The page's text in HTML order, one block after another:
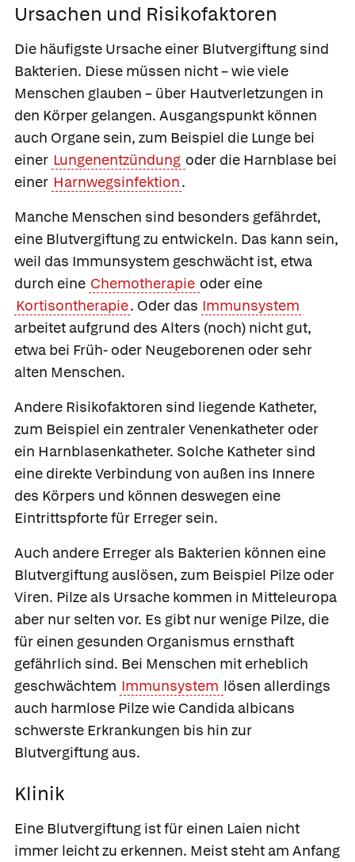
Ursachen und Risikofaktoren
Die häufigste Ursache einer Blutvergiftung sind
Bakterien. Diese müssen nicht – wie viele
Menschen glauben – über Hautverletzungen in
den Körper gelangen. Ausgangspunkt können
auch Organe sein, zum Beispiel die Lunge bei
einer Lungenentzündung oder die Harnblase bei
einer Harnwegsinfektion.
Manche Menschen sind besonders gefährdet,
eine Blutvergiftung zu entwickeln. Das kann sein,
weil das Immunsystem geschwächt ist, etwa
durch eine Chemotherapie oder eine
Kortisontherapie. Oder das Immunsystem
arbeitet aufgrund des Alters (noch) nicht gut,
etwa bei Früh- oder Neugeborenen oder sehr
alten Menschen.
Andere Risikofaktoren sind liegende Katheter,
zum Beispiel ein zentraler Venenkatheter oder
ein Harnblasenkatheter. Solche Katheter sind
eine direkte Verbindung von außen ins Innere
des Körpers und können deswegen eine
Eintrittspforte für Erreger sein.
Auch andere Erreger als Bakterien können eine
Blutvergiftung auslösen, zum Beispiel Pilze oder
Viren. Pilze als Ursache kommen in Mitteleuropa
aber nur selten vor. Es gibt nur wenige Pilze, die
für einen gesunden Organismus ernsthaft
gefährlich sind. Bei Menschen mit erheblich
geschwächtem Immunsystem lösen allerdings
auch harmlose Pilze wie Candida albicans
schwerste Erkrankungen bis hin zur
Blutvergiftung aus.
Klinik
Eine Blutvergiftung ist für einen Laien nicht
immer leicht zu erkennen. Meist steht am Anfang